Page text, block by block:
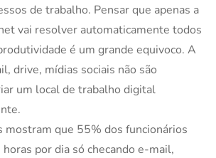
de trabalho. Pensar que apenas a
vai resolver automaticamente todos
é um grande equivoco. A
drive, mídias sociais não são
um local de trabalho digital
mostram que 55% dos funcionários
por dia só checando e-mail,